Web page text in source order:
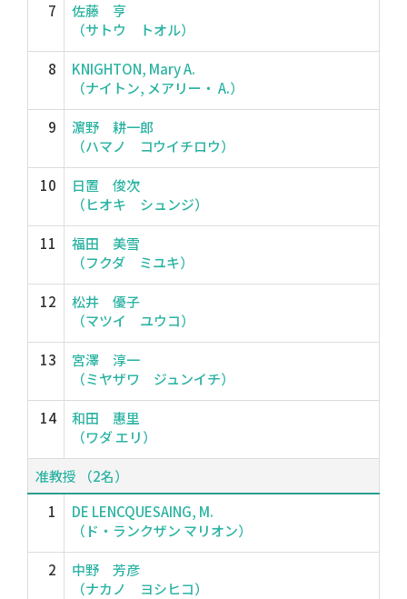
7
佐藤 亨
（サトウ トオル）
8
KNIGHTON, Mary A.
（ナイトン, メアリー・ A.）
9
濵野 耕一郎
（ハマノ コウイチロウ）
10
日置 俊次
（ヒオキ シュンジ）
11
福田 美雪
（フクダ ミユキ）
12
松井 優子
（マツイ ユウコ）
13
宮澤 淳一
（ミヤザワ ジュンイチ）
14
和田 惠里
（ワダ エリ）
准教授 （2名）
1
DE LENCQUESAING, M.
（ド・ランクザン マリオン）
2
中野 芳彦
（ナカノ ヨシヒコ）